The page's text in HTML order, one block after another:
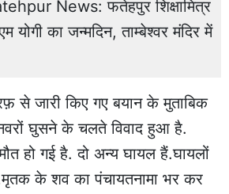
News: फतेहपुर शिक्षामित्र
योगी का जन्मदिन, ताम्बेश्वर मंदिर में
से जारी किए गए बयान के मुताबिक
घुसने के चलते विवाद हुआ है.
हो गई है. दो अन्य घायल हैं.घायलों
के शव का पंचायतनामा भर कर